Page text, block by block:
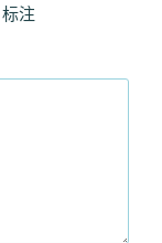
标注